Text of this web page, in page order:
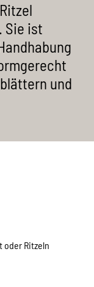
Sie ist
und
oder Ritzeln